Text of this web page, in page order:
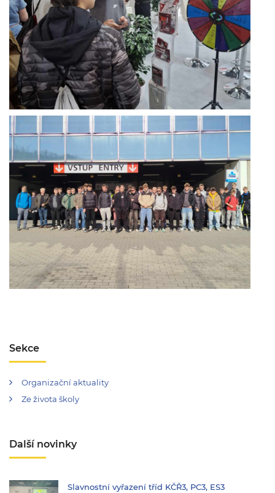
Sekce
Organizační aktuality
Ze života školy
Další novinky
Slavnostní vyřazení tříd KČŘ3, PC3, ES3